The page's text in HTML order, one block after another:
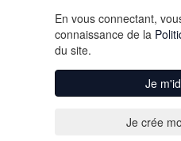
En vous connectant,
connaissance de la
du site.
Je